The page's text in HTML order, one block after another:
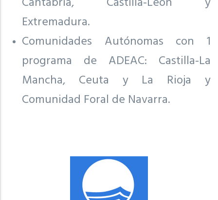
Extremadura.
Comunidades Autónomas con 1
programa de ADEAC: Castilla-La
Mancha, Ceuta y La Rioja y
Comunidad Foral de Navarra.